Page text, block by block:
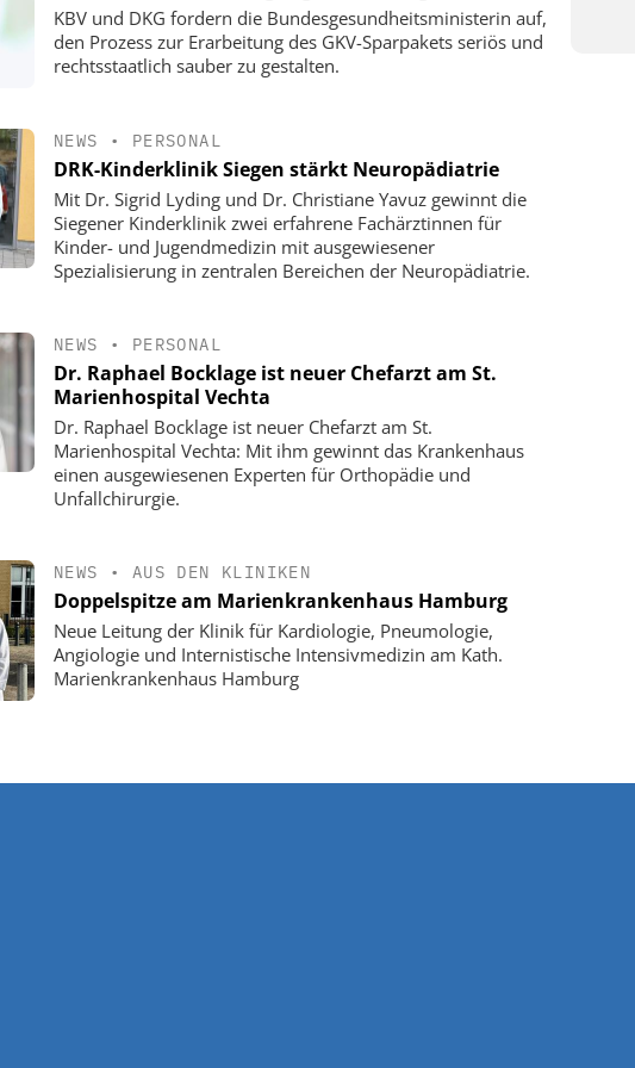
KBV und DKG fordern die Bundesgesundheitsministerin auf,
den Prozess zur Erarbeitung des GKV-Sparpakets seriös und
rechtsstaatlich sauber zu gestalten.
NEWS • PERSONAL
DRK-Kinderklinik Siegen stärkt Neuropädiatrie
Mit Dr. Sigrid Lyding und Dr. Christiane Yavuz gewinnt die
Siegener Kinderklinik zwei erfahrene Fachärztinnen für
Kinder- und Jugendmedizin mit ausgewiesener
Spezialisierung in zentralen Bereichen der Neuropädiatrie.
NEWS • PERSONAL
Dr. Raphael Bocklage ist neuer Chefarzt am St.
Marienhospital Vechta
Dr. Raphael Bocklage ist neuer Chefarzt am St.
Marienhospital Vechta: Mit ihm gewinnt das Krankenhaus
einen ausgewiesenen Experten für Orthopädie und
Unfallchirurgie.
NEWS • AUS DEN KLINIKEN
Doppelspitze am Marienkrankenhaus Hamburg
Neue Leitung der Klinik für Kardiologie, Pneumologie,
Angiologie und Internistische Intensivmedizin am Kath.
Marienkrankenhaus Hamburg